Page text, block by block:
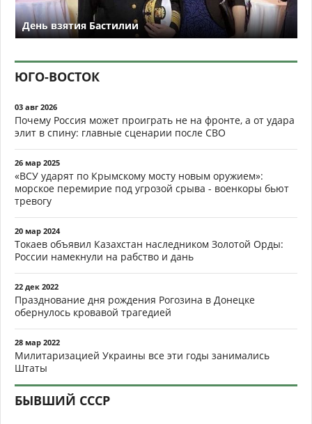
День взятия Бастилии
ЮГО-ВОСТОК
03 авг 2026
Почему Россия может проиграть не на фронте, а от удара
элит в спину: главные сценарии после СВО
26 мар 2025
«ВСУ ударят по Крымскому мосту новым оружием»:
морское перемирие под угрозой срыва - военкоры бьют
тревогу
20 мар 2024
Токаев объявил Казахстан наследником Золотой Орды:
России намекнули на рабство и дань
22 дек 2022
Празднование дня рождения Рогозина в Донецке
обернулось кровавой трагедией
28 мар 2022
Милитаризацией Украины все эти годы занимались
Штаты
БЫВШИЙ СССР